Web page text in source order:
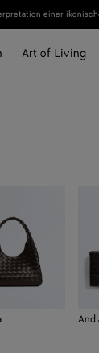
einer
Art of Living